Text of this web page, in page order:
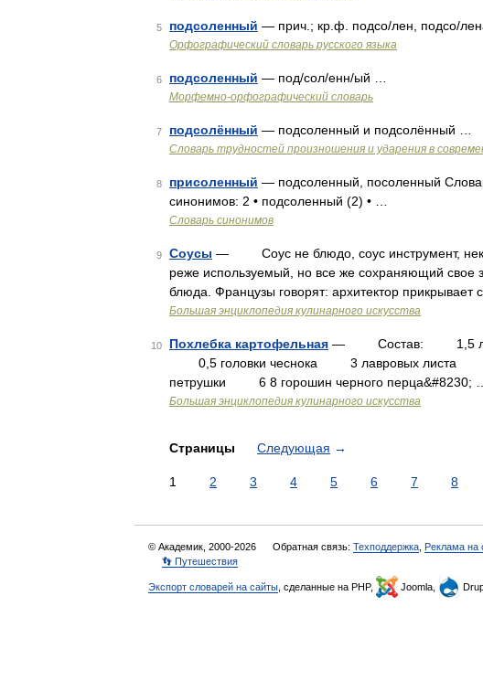
5 подсоленный — прич.; кр.ф. подсо/лен, подсо/
Орфографический словарь русского языка
6 подсоленный — под/сол/енн/ый …
Морфемно-орфографический словарь
7 подсолённый — подсоленный и подсолённый …
Словарь трудностей произношения и ударения в
8 присоленный — подсоленный, посоленный
синонимов: 2 • подсоленный (2) • …
Словарь синонимов
9 Соусы — Соус не блюдо, соус инструмент,
реже используемый, но все же сохраняющий свое
блюда. Французы говорят: архитектор
Большая энциклопедия кулинарного искусства
10 Похлебка картофельная — Состав: 1,5 л
0,5 головки чеснока 3 лавровых листа 1
петрушки 6 8 горошин черного перца&#8230; …
Большая энциклопедия кулинарного искусства
Страницы Следующая →
1 2 3 4 5 6 7 8
© Академик, 2000-2026 Обратная связь: Техподдержка Реклама на
👣 Путешествия
Экспорт словарей на сайты , сделанные на PHP, Joomla,